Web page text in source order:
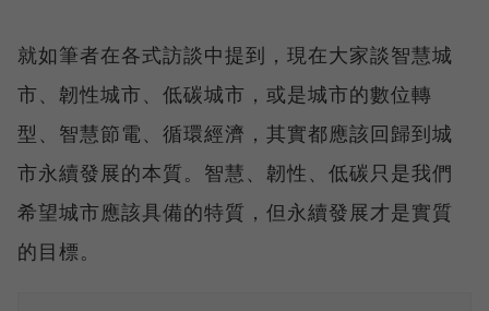
就如筆者在各式訪談中提到，現在大家談智慧城
市、韌性城市、低碳城市，或是城市的數位轉
型、智慧節電、循環經濟，其實都應該回歸到城
市永續發展的本質。智慧、韌性、低碳只是我們
希望城市應該具備的特質，但永續發展才是實質
的目標。